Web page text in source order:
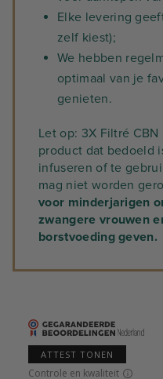
Elke levering
zelf kiest);
We hebben
optimaal van je
genieten.
Let op: 3X Filtré
product dat bedoeld
infuseren of te
mag niet worden
voor minderjarigen
zwangere vrouwen
borstvoeding geven.
ATTEST TONEN
Controle en kwaliteit